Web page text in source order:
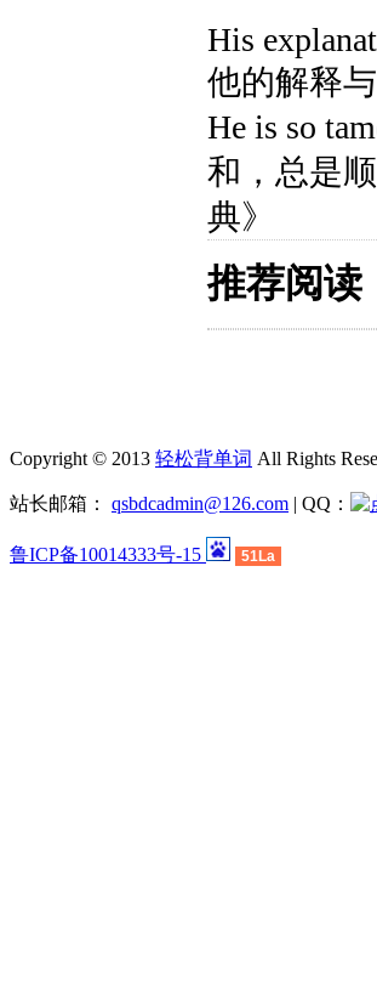
His
他的解释
He is so
和，总是
典》
推荐阅读
Copyright © 2013 轻松背单词 All Rights
站长邮箱： qsbdcadmin@126.com | QQ：
鲁ICP备10014333号-15 51La